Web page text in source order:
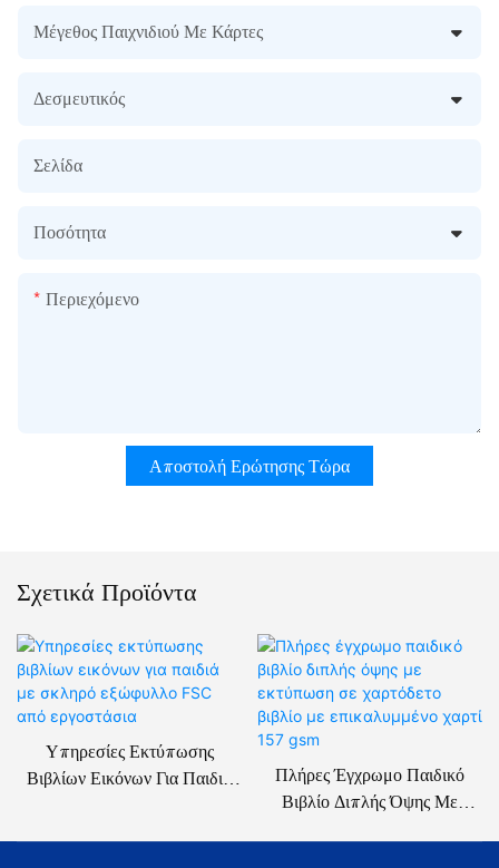
Μέγεθος Παιχνιδιού Με Κάρτες
Δεσμευτικός
Σελίδα
Ποσότητα
Περιεχόμενο
Αποστολή Ερώτησης Τώρα
Σχετικά Προϊόντα
Υπηρεσίες Εκτύπωσης
Βιβλίων Εικόνων Για Παιδιά
Πλήρες Έγχρωμο Παιδικό
Βιβλίο Διπλής Όψης Με